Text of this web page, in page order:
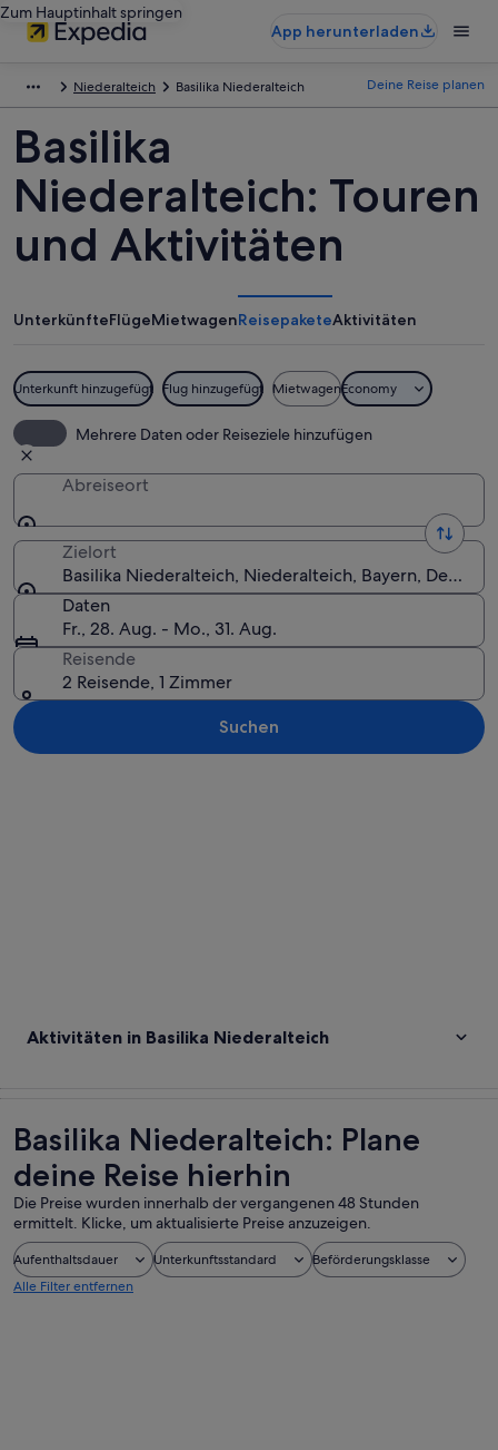
Zum Hauptinhalt springen
App herunterladen
Niederalteich Basilika Niederalteich Deine Reise planen
Basilika
Niederalteich: Touren
und Aktivitäten
UnterkünfteFlügeMietwagenReisepaketeAktivitäten
Unterkunft hinzugefügt Flug hinzugefügt MietwagenEconomy
Mehrere Daten oder Reiseziele hinzufügen
Abreiseort
Zielort
Basilika Niederalteich, Niederalteich, Bayern,
Daten
Fr., 28. Aug. - Mo., 31. Aug.
Reisende
2 Reisende, 1 Zimmer
Suchen
Aktivitäten in Basilika Niederalteich
Basilika Niederalteich: Plane
deine Reise hierhin
Die Preise wurden innerhalb der vergangenen 48 Stunden
ermittelt. Klicke, um aktualisierte Preise anzuzeigen.
Aufenthaltsdauer Unterkunftsstandard
Beförderungsklasse
Alle Filter entfernen